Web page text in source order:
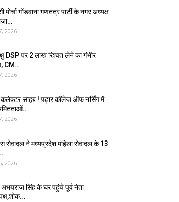
मोर्चा गोंडवाना गणतंत्र पार्टी के नगर अध्यक्ष
2026
DSP पर ₹2 लाख रिश्वत लेने का गंभीर
CM…
2026
साहब ! पढ़ार कॉलेज ऑफ नर्सिंग में
2026
सेवादल ने मध्यप्रदेश महिला सेवादल के 13
2026
सिंह के घर पहुंचे पूर्व नेता